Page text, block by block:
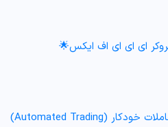
ای ای ای اف ایکس🌟
🔦آموزش معاملات خودکار (Automated Trading)